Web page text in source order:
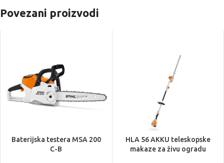
Povezani proizvodi
Baterijska testera MSA 200
C-B
HLA 56 AKKU teleskopske
makaze za živu ogradu